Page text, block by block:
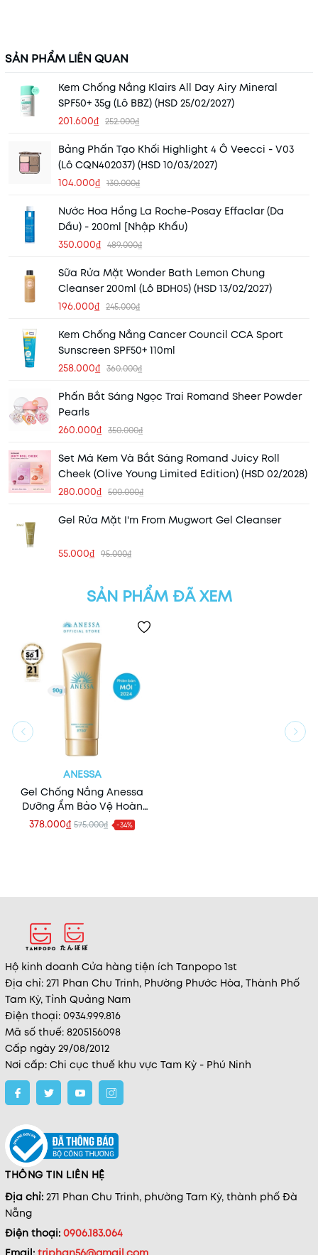
SẢN PHẨM LIÊN QUAN
Kem Chống Nắng Klairs All Day Airy Mineral
SPF50+ 35g (Lô BBZ) (HSD 25/02/2027)
201.600₫ 252.000₫
Bảng Phấn Tạo Khối Highlight 4 Ô Veecci - V03
(Lô CQN402037) (HSD 10/03/2027)
104.000₫ 130.000₫
Nước Hoa Hồng La Roche-Posay Effaclar (Da
Dầu) - 200ml [Nhập Khẩu)
350.000₫ 489.000₫
Sữa Rửa Mặt Wonder Bath Lemon Chung
Cleanser 200ml (Lô BDH05) (HSD 13/02/2027)
196.000₫ 245.000₫
Kem Chống Nắng Cancer Council CCA Sport
Sunscreen SPF50+ 110ml
258.000₫ 360.000₫
Phấn Bắt Sáng Ngọc Trai Romand Sheer Powder
Pearls
260.000₫ 350.000₫
Set Má Kem Và Bắt Sáng Romand Juicy Roll
Cheek (Olive Young Limited Edition) (HSD 02/2028)
280.000₫ 500.000₫
Gel Rửa Mặt I'm From Mugwort Gel Cleanser
55.000₫ 95.000₫
SẢN PHẨM ĐÃ XEM
ANESSA
Gel Chống Nắng Anessa
Dưỡng Ẩm Bảo Vệ Hoàn
Hảo Perfect UV
Sunscreen Skincare
378.000₫ 575.000₫ -34%
Hộ kinh doanh Cửa hàng tiện ích Tanpopo 1st
Địa chỉ: 271 Phan Chu Trinh, Phường Phước Hòa, Thành Phố
Tam Kỳ, Tỉnh Quảng Nam
Điện thoại: 0934.999.816
Mã số thuế: 8205156098
Cấp ngày 29/08/2012
Nơi cấp: Chi cục thuế khu vực Tam Kỳ - Phú Ninh
THÔNG TIN LIÊN HỆ
Địa chỉ: 271 Phan Chu Trinh, phường Tam Kỳ, thành phố Đà
Nẵng
Điện thoại: 0906.183.064